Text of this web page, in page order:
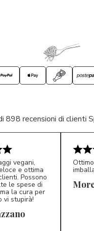
898 recensioni di clienti
5/5
vegani,
e ottima
Possono
le spese di
la cura per
vi stupirà!